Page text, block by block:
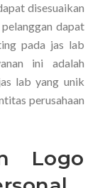
disesuaikan
dapat
pada jas lab
ini adalah
lab yang unik
perusahaan
Logo